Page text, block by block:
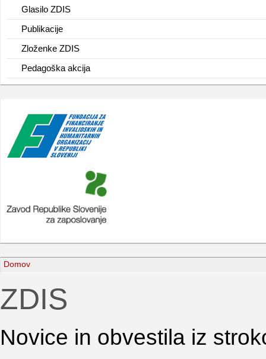
Glasilo ZDIS
Publikacije
Zloženke ZDIS
Pedagoška akcija
Domov
ZDIS
Novice in obvestila iz